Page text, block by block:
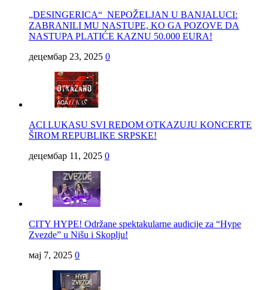
„DESINGERICA“ NEPOŽELJAN U BANJALUCI:
ZABRANILI MU NASTUPE, KO GA POZOVE DA
NASTUPA PLATIĆE KAZNU 50.000 EURA!
децембар 23, 2025 0
ACI LUKASU SVI REDOM OTKAZUJU KONCERTE
ŠIROM REPUBLIKE SRPSKE!
децембар 11, 2025 0
CITY HYPE! Održane spektakularne audicije za “Hype
Zvezde” u Nišu i Skoplju!
мај 7, 2025 0